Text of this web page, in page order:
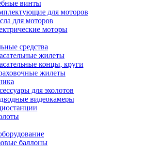
винты
для моторов
для моторов
моторы
средства
жилеты
концы, круги
жилеты
для эхолотов
видеокамеры
баллоны